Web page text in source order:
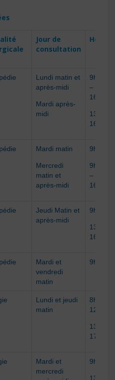
Jour de
consultation
Lundi matin et
après-midi
Mardi après-
midi
9h à
– 13h à
16h30
13h à
16h30
Mardi matin
Mercredi
matin et
après-midi
9h à
9h à
– 13h à
16h30
Jeudi Matin et
après-midi
9h à
13h à
16h30
Mardi et
vendredi
matin
9h à
Lundi et jeudi
matin
8h30 à
12h
13h30 à
17h
Mardi et
mercredi
9h à
13h30 à